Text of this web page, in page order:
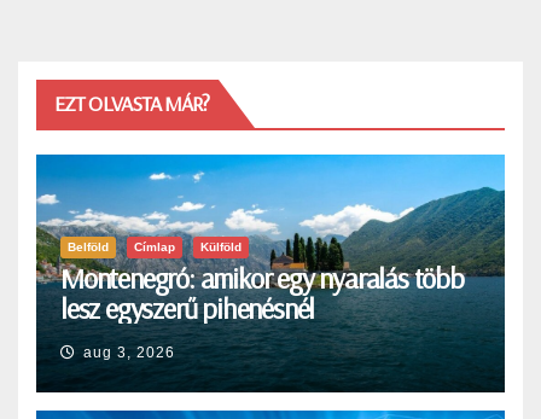
EZT OLVASTA MÁR?
Belföld Címlap Külföld
Montenegró: amikor egy nyaralás több
lesz egyszerű pihenésnél
aug 3, 2026